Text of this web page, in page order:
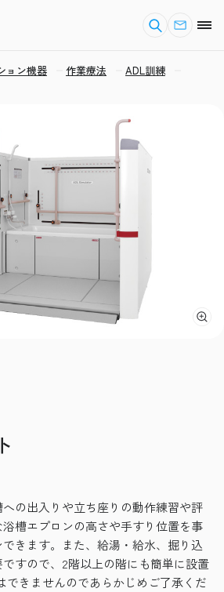
ョン機器 作業療法
ADL訓練
の出入りや立ち座りの動作練習や評
槽エプロンの高さや手すり位置を事
きます。また、給湯・給水、掘り込
すので、2階以上の階にも簡単に設置
できませんのであらかじめご了承くだ